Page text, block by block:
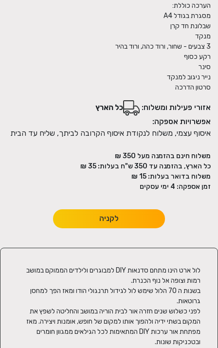
סרטון הדרכה
אזורי פעילות ומשלוח:
כל הארץ
אפשרויות אספקה:
איסוף עצמי, משלוח לנקודת איסוף הקרובה לביתך, שליח עד הבית
משלוח חינם בהזמנה מעל 350
₪
כל הארץ, בהזמנה עד 350 ש"ח בעלות:
משלוח בדואר בעלות:
זמן אספקה: 4 ימי עסקים
לקניה